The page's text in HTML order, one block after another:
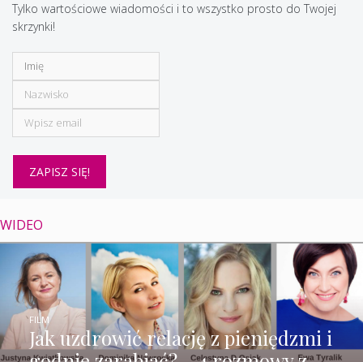
Tylko wartościowe wiadomości i to wszystko prosto do Twojej
skrzynki!
WIDEO
Jak uzdrowić relację z pieniędzmi i
FILM